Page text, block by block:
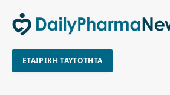
ΕΤΑΙΡΙΚΗ ΤΑΥΤΟΤΗΤΑ